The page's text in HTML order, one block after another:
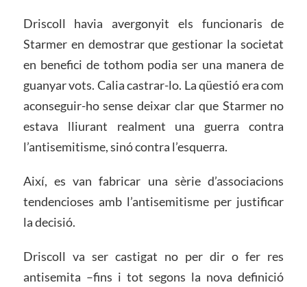
Driscoll havia avergonyit els funcionaris de
Starmer en demostrar que gestionar la societat
en benefici de tothom podia ser una manera de
guanyar vots. Calia castrar-lo. La qüestió era com
aconseguir-ho sense deixar clar que Starmer no
estava lliurant realment una guerra contra
l’antisemitisme, sinó contra l’esquerra.
Així, es van fabricar una sèrie d’associacions
tendencioses amb l’antisemitisme per justificar
la decisió.
Driscoll va ser castigat no per dir o fer res
antisemita –fins i tot segons la nova definició